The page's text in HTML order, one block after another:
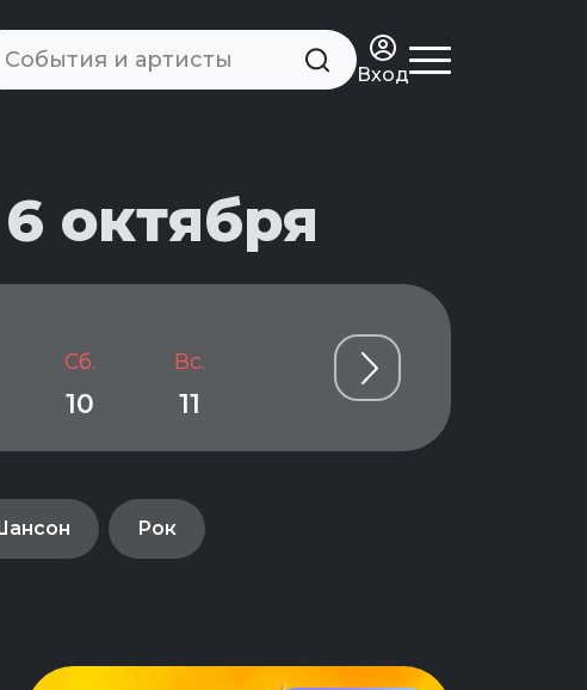
Вход
октября
Сб.
10
Вс.
11
Вт.
Рок